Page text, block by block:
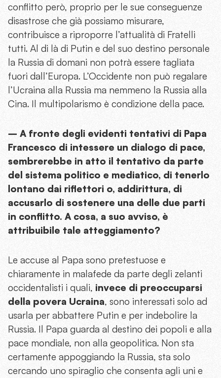
conflitto però, proprio per le sue conseguenze
disastrose che già possiamo misurare,
contribuisce a riproporre l’attualità di Fratelli
tutti. Al di là di Putin e del suo destino personale
la Russia di domani non potrà essere tagliata
fuori dall’Europa. L’Occidente non può regalare
l’Ucraina alla Russia ma nemmeno la Russia alla
Cina. Il multipolarismo è condizione della pace.
– A fronte degli evidenti tentativi di Papa
Francesco di intessere un dialogo di pace,
sembrerebbe in atto il tentativo da parte
del sistema politico e mediatico, di tenerlo
lontano dai riflettori o, addirittura, di
accusarlo di sostenere una delle due parti
in conflitto. A cosa, a suo avviso, è
attribuibile tale atteggiamento?
Le accuse al Papa sono pretestuose e
chiaramente in malafede da parte degli zelanti
occidentalisti i quali, invece di preoccuparsi
della povera Ucraina, sono interessati solo ad
usarla per abbattere Putin e per indebolire la
Russia. Il Papa guarda al destino dei popoli e alla
pace mondiale, non alla geopolitica. Non sta
certamente appoggiando la Russia, sta solo
cercando uno spiraglio che consenta agli uni e